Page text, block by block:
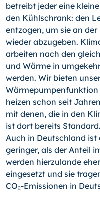
betreibt jeder eine
den Kühlschrank: den
entzogen, um sie an
wieder abzugeben.
arbeiten nach den
und Wärme in
werden. Wir bieten
Wärmepumpenfunktion
heizen schon seit
mit denen, die in den
ist dort bereits Standard.
Auch in Deutschland ist
geringer, als der Anteil
werden hierzulande
eingesetzt und sie
CO₂-Emissionen in